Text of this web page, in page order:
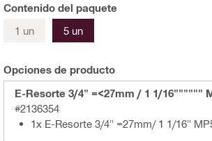
Contenido del paquete
1 un
5 un
Opciones de producto
E-Resorte 3/4" =<27mm / 1 1/16""""""
#2136354
1x E-Resorte 3/4" =27mm/ 1 1/16"